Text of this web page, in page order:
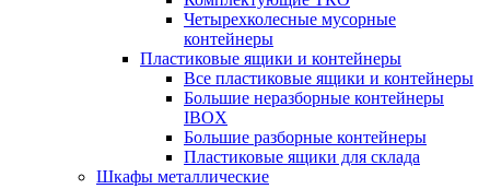
Четырехколесные мусорные
контейнеры
Пластиковые ящики и контейнеры
Все пластиковые ящики и контейнеры
Большие неразборные контейнеры
IBOX
Большие разборные контейнеры
Пластиковые ящики для склада
Шкафы металлические